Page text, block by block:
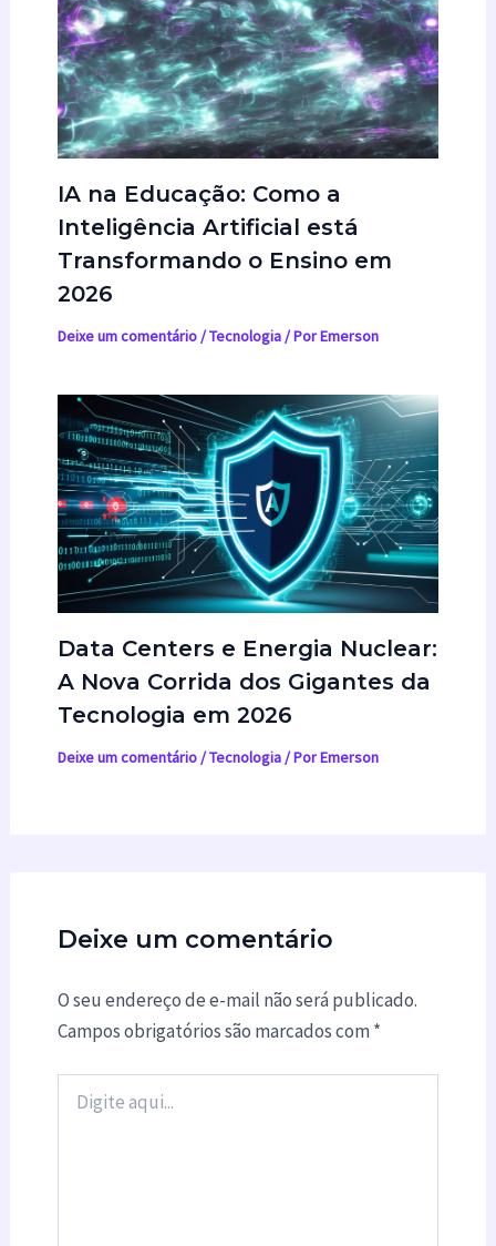
IA na Educação: Como a
Inteligência Artificial está
Transformando o Ensino em
2026
Deixe um comentário/Tecnologia/ PorEmerson
Data Centers e Energia Nuclear:
A Nova Corrida dos Gigantes da
Tecnologia em 2026
Deixe um comentário/Tecnologia/ PorEmerson
Deixe um comentário
O seu endereço de e-mail não será publicado.
Campos obrigatórios são marcados com*
aqui...